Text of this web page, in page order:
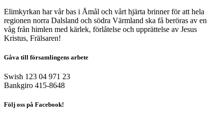
Elimkyrkan har vår bas i Åmål och vårt hjärta brinner för att hela
regionen norra Dalsland och södra Värmland ska få beröras av en
våg från himlen med kärlek, förlåtelse och upprättelse av Jesus
Kristus, Frälsaren!
Gåva till församlingens arbete
Swish 123 04 971 23
Bankgiro 415-8648
Följ oss på Facebook!